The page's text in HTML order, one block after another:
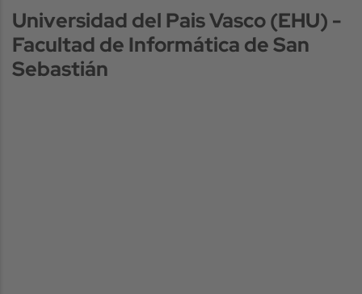
Universidad del Pais Vasco (EHU) -
Facultad de Informática de San
Sebastián